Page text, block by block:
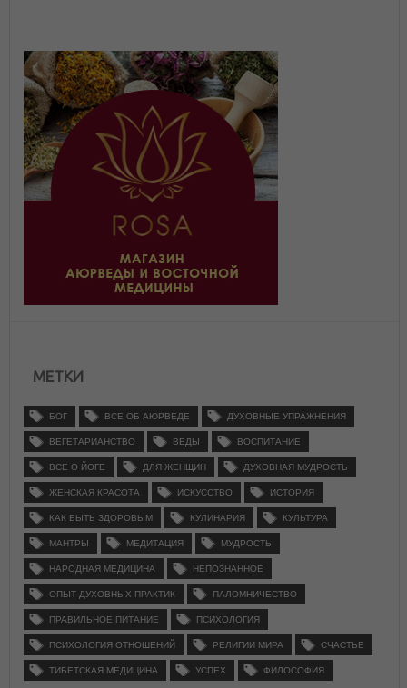
МЕТКИ
БОГ ВСЕ ОБ АЮРВЕДЕ ДУХОВНЫЕ УПРАЖНЕНИЯ
ВЕГЕТАРИАНСТВО ВЕДЫ ВОСПИТАНИЕ
ВСЕ О ЙОГЕ ДЛЯ ЖЕНЩИН ДУХОВНАЯ МУДРОСТЬ
ЖЕНСКАЯ КРАСОТА ИСКУССТВО ИСТОРИЯ
КАК БЫТЬ ЗДОРОВЫМ КУЛИНАРИЯ КУЛЬТУРА
МАНТРЫ МЕДИТАЦИЯ МУДРОСТЬ
НАРОДНАЯ МЕДИЦИНА НЕПОЗНАННОЕ
ОПЫТ ДУХОВНЫХ ПРАКТИК ПАЛОМНИЧЕСТВО
ПРАВИЛЬНОЕ ПИТАНИЕ ПСИХОЛОГИЯ
ПСИХОЛОГИЯ ОТНОШЕНИЙ РЕЛИГИИ МИРА СЧАСТЬЕ
ТИБЕТСКАЯ МЕДИЦИНА УСПЕХ ФИЛОСОФИЯ